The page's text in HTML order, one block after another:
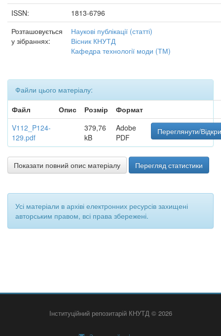
ISSN:
1813-6796
Розташовується
у зібраннях:
Наукові публікації (статті)
Вісник КНУТД
Кафедра технології моди (ТМ)
Файли цього матеріалу:
Файл
Опис Розмір
Формат
V112_P124-
129.pdf
379,76
kB
Adobe
PDF
Переглянути/
Показати повний опис матеріалу Перегляд статистики
Усі матеріали в архіві електронних ресурсів захищені
авторським правом, всі права збережені.
Інституційний репозитарій КНУТД © 2026